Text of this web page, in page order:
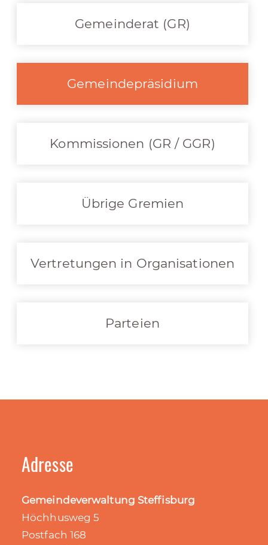
Gemeinderat (GR)
Gemeindepräsidium
Kommissionen (GR / GGR)
Übrige Gremien
Vertretungen in Organisationen
Parteien
Adresse
Gemeindeverwaltung Steffisburg
Höchhusweg 5
Postfach 168